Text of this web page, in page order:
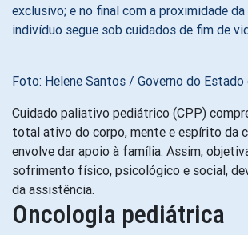
exclusivo; e no final com a proximidade
indivíduo segue sob cuidados de fim de
Foto: Helene Santos / Governo do Estado
Cuidado paliativo pediátrico (CPP)
total ativo do corpo, mente e espírito da
envolve dar apoio à família. Assim,
sofrimento físico, psicológico e social,
da assistência.
Oncologia pediátrica